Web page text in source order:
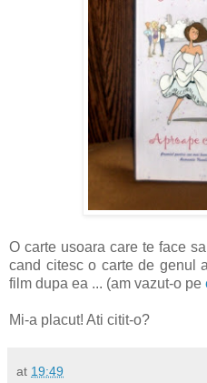
O carte usoara care te face
cand citesc o carte de genul
film dupa ea ... (am vazut-o pe
Mi-a placut! Ati citit-o?
at 19:49